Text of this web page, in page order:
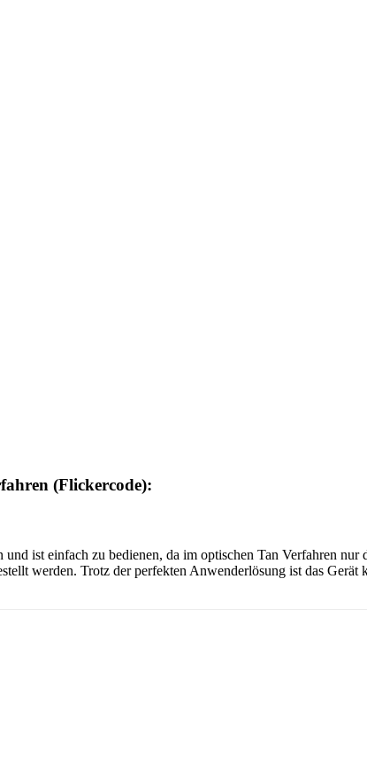
(Flickercode):
ist einfach zu bedienen, da im optischen Tan Verfahren
werden. Trotz der perfekten Anwenderlösung ist das